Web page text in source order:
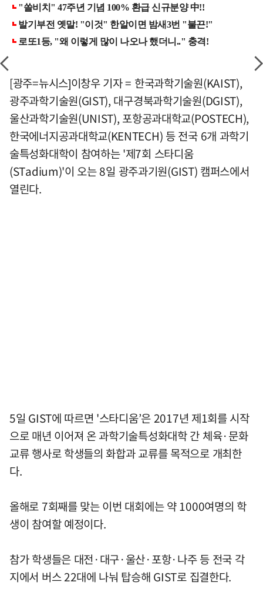
[광주=뉴시스]이창우 기자 = 한국과학기술원(KAIST),
광주과학기술원(GIST), 대구경북과학기술원(DGIST),
울산과학기술원(UNIST), 포항공과대학교(POSTECH),
한국에너지공과대학교(KENTECH) 등 전국 6개 과학기
술특성화대학이 참여하는 '제7회 스타디움
(STadium)'이 오는 8일 광주과기원(GIST) 캠퍼스에서
열린다.
5일 GIST에 따르면 '스타디움’은 2017년 제1회를 시작
으로 매년 이어져 온 과학기술특성화대학 간 체육·문화
교류 행사로 학생들의 화합과 교류를 목적으로 개최한
다.
올해로 7회째를 맞는 이번 대회에는 약 1000여명의 학
생이 참여할 예정이다.
참가 학생들은 대전·대구·울산·포항·나주 등 전국 각
지에서 버스 22대에 나눠 탑승해 GIST로 집결한다.